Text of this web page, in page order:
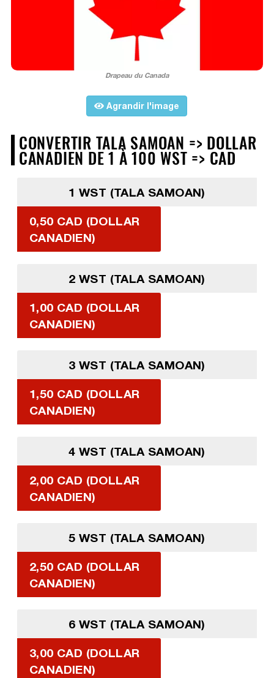
Drapeau du Canada
Agrandir l'image
CONVERTIR TALA SAMOAN => DOLLAR
CANADIEN DE 1 À 100 WST => CAD
1 WST (TALA SAMOAN)
0,50 CAD (DOLLAR
CANADIEN)
2 WST (TALA SAMOAN)
1,00 CAD (DOLLAR
CANADIEN)
3 WST (TALA SAMOAN)
1,50 CAD (DOLLAR
CANADIEN)
4 WST (TALA SAMOAN)
2,00 CAD (DOLLAR
CANADIEN)
5 WST (TALA SAMOAN)
2,50 CAD (DOLLAR
CANADIEN)
6 WST (TALA SAMOAN)
3,00 CAD (DOLLAR
CANADIEN)